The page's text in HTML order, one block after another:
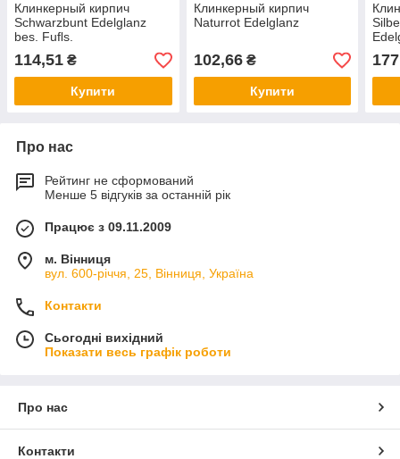
Клинкерный кирпич
Schwarzbunt Edelglanz
bes. Fuﬂs.
114,51 ₴
Купити
Клинкерный кирпич
Naturrot Edelglanz
102,66₴
Купити
Про нас
Рейтинг не сформований
Менше 5 відгуків за останній рік
Працює з 09.11.2009
м. Вінниця
вул. 600-річчя, 25, Вінниця, Україна
Контакти
Сьогодні вихідний
Показати весь графік роботи
Про нас
Контакти